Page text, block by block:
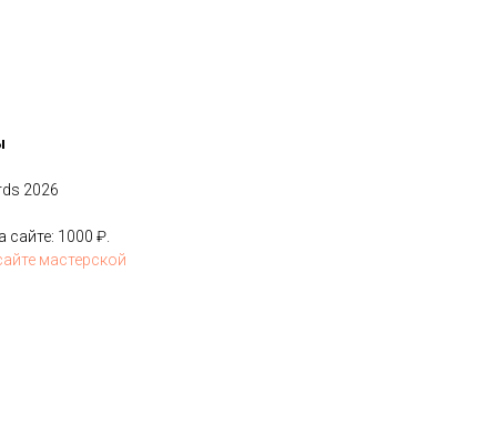
2026
1000 ₽.
мастерской